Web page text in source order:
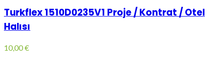
Turkflex 1510D0235V1 Proje / Kontrat / Otel
Halısı
10,00€